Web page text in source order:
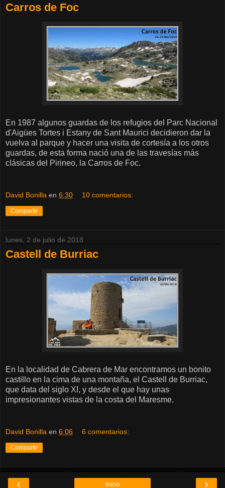
Carros de Foc
En 1987 algunos guardas de los refugios del Parc Nacional
d'Aigües Tortes i Estany de Sant Maurici decidieron dar la
vuelva al parque y hacer una visita de cortesía a los otros
guardas, de esta forma nació una de las travesías más
clásicas del Pirineo, la Carros de Foc.
David Bonilla en 6:30 10 comentarios:
Compartir
lunes, 2 de julio de 2018
Castell de Burriac
En la localidad de Cabrera de Mar encontramos un bonito
castillo en la cima de una montaña, el Castell de Burriac,
que data del siglo XI, y desde el que hay unas
impresionantes vistas de la costa del Maresme.
David Bonilla en 6:06 6 comentarios:
Compartir
‹ ›
Inicio